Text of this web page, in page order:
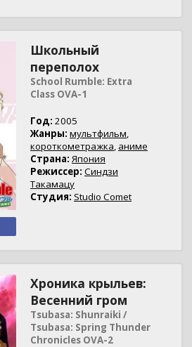
Школьный
переполох
School Rumble: Extra
Class OVA-1
Год: 2005
Жанры: мультфильм,
короткометражка, аниме
Страна: Япония
Режиссер: Синдзи
Такамацу
Студия: Studio Comet
Хроника крыльев:
Весенний гром
Tsubasa: Shunraiki /
Tsubasa: Spring Thunder
Chronicles OVA-2